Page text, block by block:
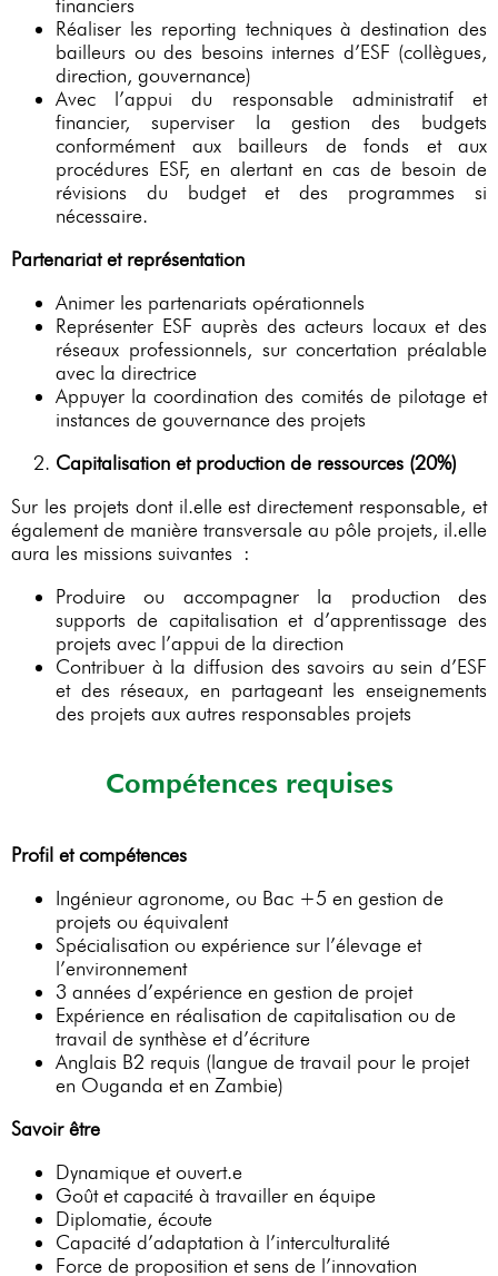
financiers
Réaliser les reporting techniques à destination des
bailleurs ou des besoins internes d’ESF (collègues,
direction, gouvernance)
Avec l’appui du responsable administratif et
financier, superviser la gestion des budgets
conformément aux bailleurs de fonds et aux
procédures ESF, en alertant en cas de besoin de
révisions du budget et des programmes si
nécessaire.
Partenariat et représentation
Animer les partenariats opérationnels
Représenter ESF auprès des acteurs locaux et des
réseaux professionnels, sur concertation préalable
avec la directrice
Appuyer la coordination des comités de pilotage et
instances de gouvernance des projets
Capitalisation et production de ressources (20%)
Sur les projets dont il.elle est directement responsable, et
également de manière transversale au pôle projets, il.elle
aura les missions suivantes :
Produire ou accompagner la production des
supports de capitalisation et d’apprentissage des
projets avec l’appui de la direction
Contribuer à la diffusion des savoirs au sein d’ESF
et des réseaux, en partageant les enseignements
des projets aux autres responsables projets
Compétences requises
Profil et compétences
Ingénieur agronome, ou Bac +5 en gestion de
projets ou équivalent
Spécialisation ou expérience sur l’élevage et
l’environnement
3 années d’expérience en gestion de projet
Expérience en réalisation de capitalisation ou de
travail de synthèse et d’écriture
Anglais B2 requis (langue de travail pour le projet
en Ouganda et en Zambie)
Savoir être
Dynamique et ouvert.e
Goût et capacité à travailler en équipe
Diplomatie, écoute
Capacité d’adaptation à l’interculturalité
Force de proposition et sens de l’innovation